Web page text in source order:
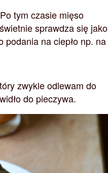
tym czasie mięso
sprawdza się jako
na ciepło np. na
zwykle odlewam do
do pieczywa.